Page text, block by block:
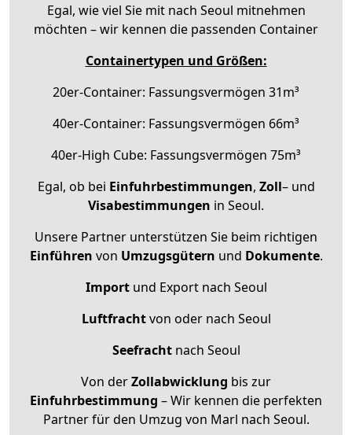
Egal, wie viel Sie mit nach Seoul mitnehmen
möchten – wir kennen die passenden Container
Containertypen und Größen:
20er-Container: Fassungsvermögen 31m³
40er-Container: Fassungsvermögen 66m³
40er-High Cube: Fassungsvermögen 75m³
Egal, ob bei Einfuhrbestimmungen, Zoll– und
Visabestimmungen in Seoul.
Unsere Partner unterstützen Sie beim richtigen
Einführen von Umzugsgütern und Dokumente.
Importund Export nach Seoul
Luftfrachtvon oder nach Seoul
Seefrachtnach Seoul
Von derZollabwicklung bis zur
Einfuhrbestimmung – Wir kennen die perfekten
Partner für den Umzug von Marl nach Seoul.